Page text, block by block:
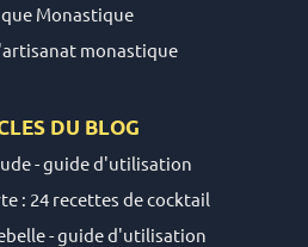
Monastique
monastique
DU BLOG
- guide d'utilisation
: 24 recettes de cocktail
- guide d'utilisation